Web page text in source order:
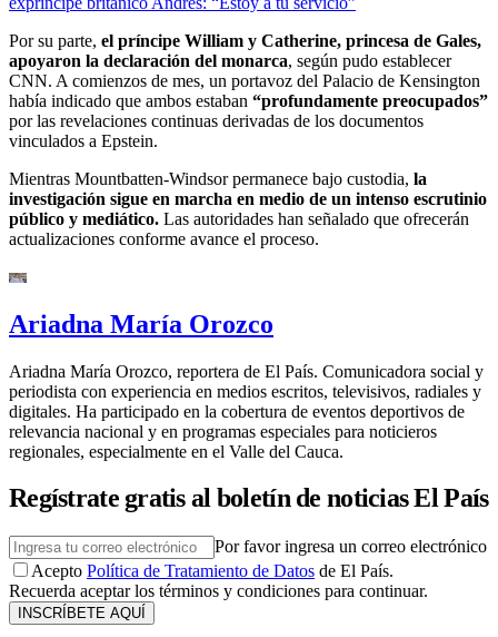
Por su parte, el príncipe William y Catherine, princesa de Gales,
apoyaron la declaración del monarca, según pudo establecer
CNN. A comienzos de mes, un portavoz del Palacio de Kensington
había indicado que ambos estaban “profundamente preocupados”
por las revelaciones continuas derivadas de los documentos
vinculados a Epstein.
Mientras Mountbatten-Windsor permanece bajo custodia, la
investigación sigue en marcha en medio de un intenso escrutinio
público y mediático. Las autoridades han señalado que ofrecerán
actualizaciones conforme avance el proceso.
Ariadna María Orozco
Ariadna María Orozco, reportera de El País. Comunicadora social y
periodista con experiencia en medios escritos, televisivos, radiales y
digitales. Ha participado en la cobertura de eventos deportivos de
relevancia nacional y en programas especiales para noticieros
regionales, especialmente en el Valle del Cauca.
Regístrate gratis al boletín de noticias El País
Por favor ingresa un correo electrónico
Acepto Política de Tratamiento de Datos de El País.
Recuerda aceptar los términos y condiciones para continuar.
INSCRÍBETE AQUÍ